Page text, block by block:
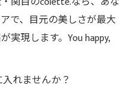
で、目元の美しさが最大
実現します。You happy,
れませんか？